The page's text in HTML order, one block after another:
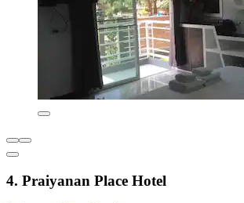
4. Praiyanan Place Hotel